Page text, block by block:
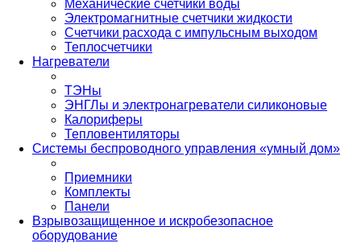
Механические счетчики воды
Электромагнитные счетчики жидкости
Счетчики расхода с импульсным выходом
Теплосчетчики
Нагреватели
ТЭНы
ЭНГЛы и электронагреватели силиконовые
Калориферы
Тепловентиляторы
Системы беспроводного управления «умный дом»
Приемники
Комплекты
Панели
Взрывозащищенное и искробезопасное
оборудование